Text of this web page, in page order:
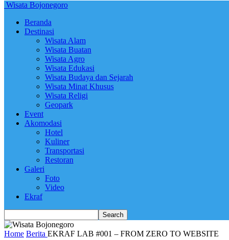
Wisata Bojonegoro
Beranda
Destinasi
Wisata Alam
Wisata Buatan
Wisata Agro
Wisata Edukasi
Wisata Budaya dan Sejarah
Wisata Minat Khusus
Wisata Religi
Geopark
Event
Akomodasi
Hotel
Kuliner
Transportasi
Restoran
Galeri
Foto
Video
Ekraf
Home Berita EKRAF LAB #001 – FROM ZERO TO WEBSITE